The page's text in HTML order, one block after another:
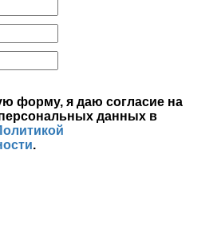
форму, я даю согласие на
данных в
.